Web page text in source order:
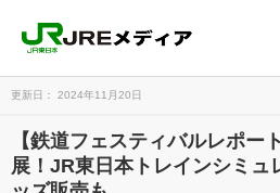
更新日： 2024年11月20日
【鉄道フェスティバルレポー
展！JR東日本トレインシミュ